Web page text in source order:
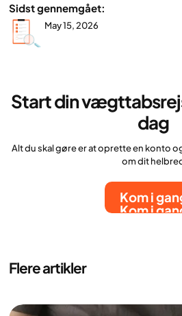
Sidst gennemgået:
May 15, 2026
Start din
dag
Alt du skal gøre er at oprette en konto
om dit
Kom i
Kom i
Flere artikler